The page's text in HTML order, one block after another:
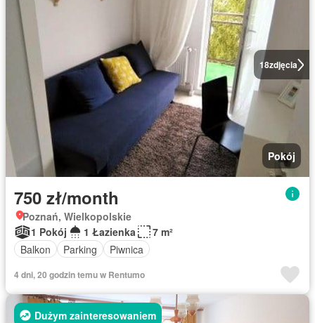
18zdjęcia
Pokój
750 zł/month
Poznań, Wielkopolskie
1 Pokój
1 Łazienka
7 m²
Balkon
Parking Piwnica
4 dni, 20 godzin temu w Rentumo
Dużym zainteresowaniem